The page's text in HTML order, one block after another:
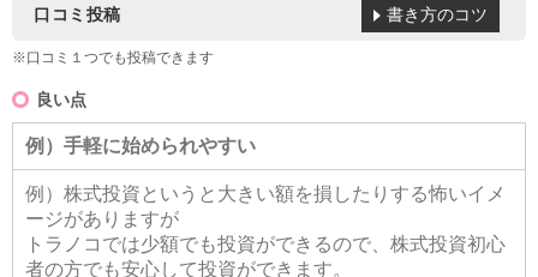
口コミ投稿
※口コミ１つでも投稿できます
書き方のコツ
良い点